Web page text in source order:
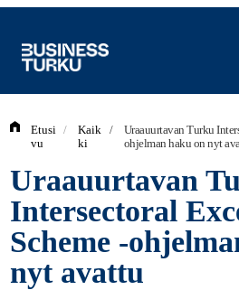
Etusi
vu
/
Kaik
ki
/
Uraauurtavan Turku
ohjelman haku on nyt
Uraauurtavan
Intersectoral
Scheme -
nyt avattu